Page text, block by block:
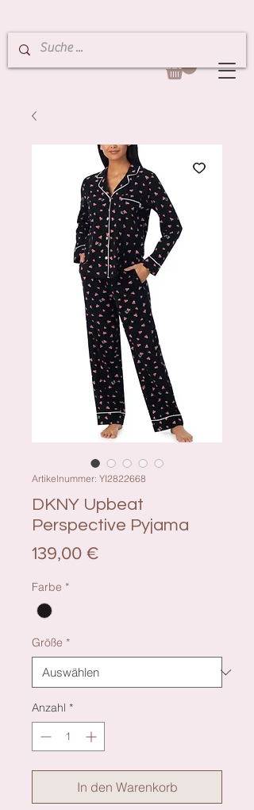
Artikelnummer: YI2822668
DKNY Upbeat
Perspective Pyjama
139,00 €Preis
Farbe *
Größe *
Anzahl *
In den Warenkorb